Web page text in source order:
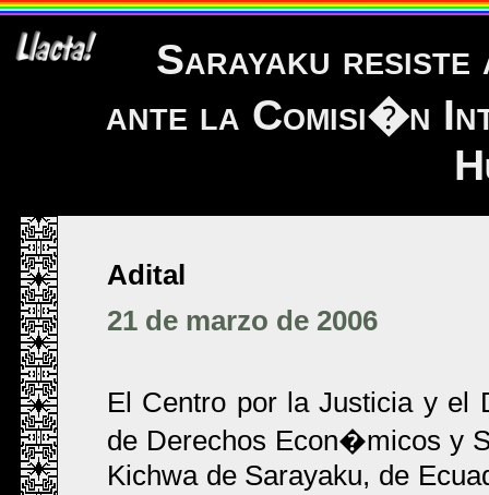
Sarayaku
ante la Comisi�n
Adital
21 de marzo de 2006
El Centro por la Justicia y el
de Derechos Econ�micos y
Kichwa de Sarayaku, de